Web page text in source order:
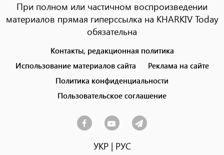
При полном или частичном воспроизведении
материалов прямая гиперссылка на KHARKIV Today
обязательна
menu
Контакты, редакционная политика
Использование материалов сайта
Реклама на сайте
Политика конфиденциальности
Пользовательское соглашение
УКР| РУС